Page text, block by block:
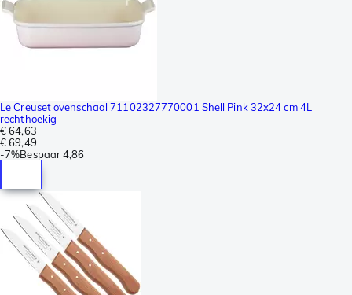
Le Creuset ovenschaal 71102327770001 Shell Pink 32x24 cm 4L
rechthoekig
€ 64,63
€ 69,49
-7%Bespaar4,86